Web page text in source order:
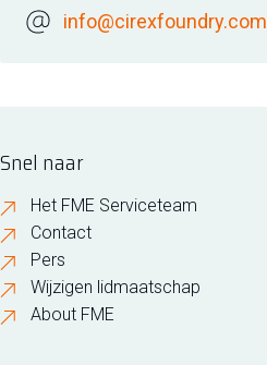
info@cirexfoundry.com
Snel naar
Het FME Serviceteam
Contact
Pers
Wijzigen lidmaatschap
About FME